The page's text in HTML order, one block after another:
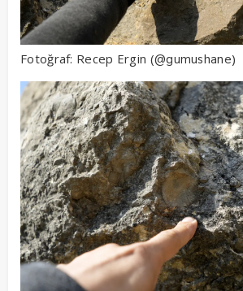
Fotoğraf: Recep Ergin (@gumushane)